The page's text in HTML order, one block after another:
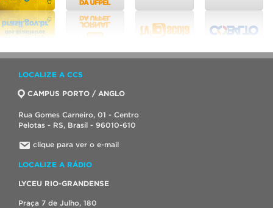
LOCALIZE A CCS
CAMPUS PORTO / ANGLO
Rua Gomes Carneiro, 01 - Centro
Pelotas - RS, Brasil - 96010-610
clique para ver o e-mail
LOCALIZE A RÁDIO
LYCEU RIO-GRANDENSE
Praça 7 de Julho, 180